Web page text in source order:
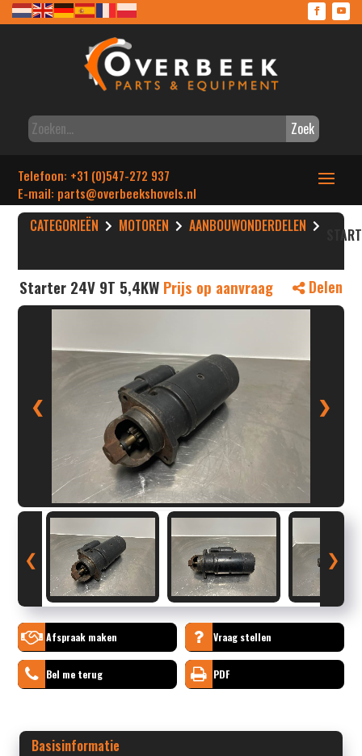
Zoek
Telefoon: +31 (0)547-272 937
E-mail: parts@overbeekshovels.nl
CATEGORIEËN MOTOREN AANBOUWONDERDELEN
Starter 24V 9T 5,4KW Prijs op aanvraag Delen
❮ ❯
❮ ❯
Afspraak maken Vraag stellen
Bel me terug PDF
Basisinformatie